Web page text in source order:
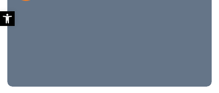
Abrir barra de herramientas